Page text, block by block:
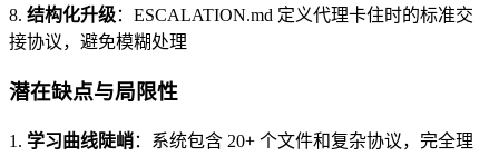
8. 结构化升级：ESCALATION.md 定义代理卡住时的标准交
接协议，避免模糊处理
潜在缺点与局限性
1. 学习曲线陡峭：系统包含 20+ 个文件和复杂协议，完全理